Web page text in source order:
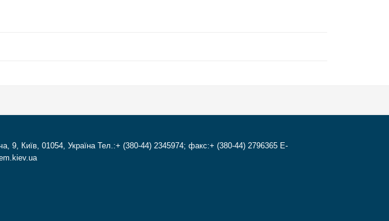
9, Київ, 01054, Україна Тел.:+ (380-44) 2345974; факс:+ (380-44) 2796365 E-